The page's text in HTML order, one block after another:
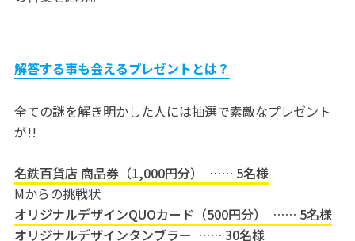
解答する事も会えるプレゼントとは？
全ての謎を解き明かした人には抽選で素敵なプレゼント
が!!
名鉄百貨店 商品券（1,000円分） …… 5名様
Mからの挑戦状
オリジナルデザインQUOカード（500円分） …… 5名様
オリジナルデザインタンブラー …… 30名様